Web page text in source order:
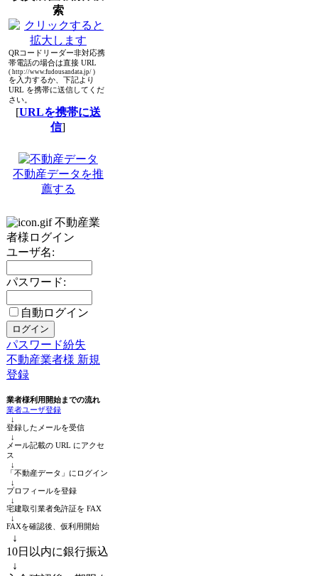
索
QRコードリーダー非対応携
帯電話の場合は直接 URL
( http://www.fudousandata.jp/ )
を入力するか、下記より
URL を携帯に送信してくだ
さい。
[URLを携帯に送
信]
不動産データを推
薦する
不動産業
者様ログイン
ユーザ名:
パスワード:
自動ログイン
パスワード紛失
不動産業者様 新規
登録
業者様利用開始までの流れ
業者ユーザ登録
↓
登録したメールを受信
↓
メール記載の URL にアクセ
ス
↓
「不動産データ」にログイン
↓
プロフィールを登録
↓
宅建取引業者免許証を FAX
↓
FAXを確認後、仮利用開始
↓
10日以内に銀行振込
↓